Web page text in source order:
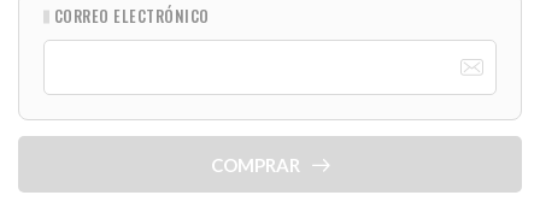
CORREO ELECTRÓNICO
COMPRAR